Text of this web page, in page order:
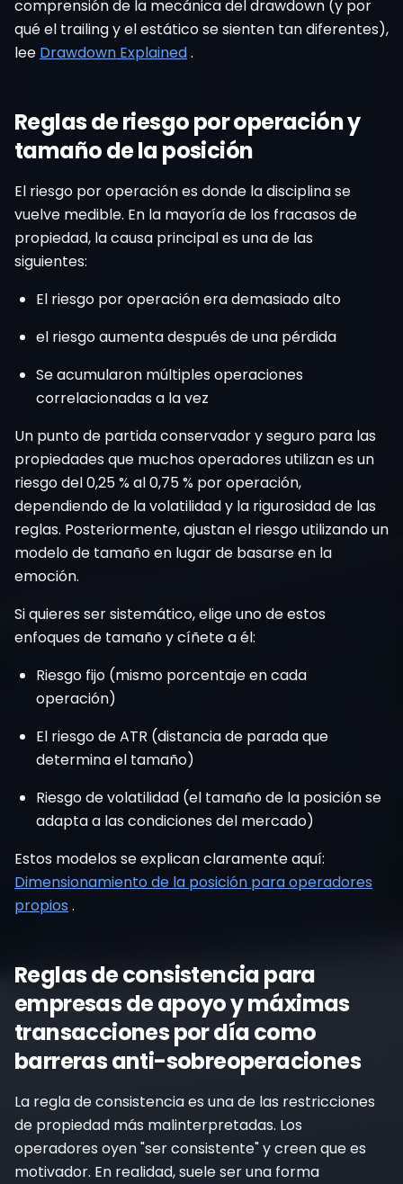
comprensión de la mecánica del drawdown (y por
qué el trailing y el estático se sienten tan diferentes),
lee Drawdown Explained.
Reglas de riesgo por operación y
tamaño de la posición
El riesgo por operación es donde la disciplina se
vuelve medible. En la mayoría de los fracasos de
propiedad, la causa principal es una de las
siguientes:
El riesgo por operación era demasiado alto
el riesgo aumenta después de una pérdida
Se acumularon múltiples operaciones
correlacionadas a la vez
Un punto de partida conservador y seguro para las
propiedades que muchos operadores utilizan es un
riesgo del 0,25 % al 0,75 % por operación,
dependiendo de la volatilidad y la rigurosidad de las
reglas. Posteriormente, ajustan el riesgo utilizando un
modelo de tamaño en lugar de basarse en la
emoción.
Si quieres ser sistemático, elige uno de estos
enfoques de tamaño y cíñete a él:
Riesgo fijo (mismo porcentaje en cada
operación)
El riesgo de ATR (distancia de parada que
determina el tamaño)
Riesgo de volatilidad (el tamaño de la posición se
adapta a las condiciones del mercado)
Estos modelos se explican claramente aquí:
Dimensionamiento de la posición para operadores
propios .
Reglas de consistencia para
empresas de apoyo y máximas
transacciones por día como
barreras anti-sobreoperaciones
La regla de consistencia es una de las restricciones
de propiedad más malinterpretadas. Los
operadores oyen "ser consistente" y creen que es
motivador. En realidad, suele ser una forma